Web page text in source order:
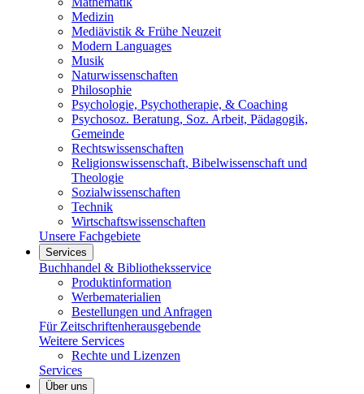
Medizin
Mediävistik & Frühe Neuzeit
Modern Languages
Musik
Naturwissenschaften
Philosophie
Psychologie, Psychotherapie, & Coaching
Psychosoz. Beratung, Soz. Arbeit, Pädagogik,
Gemeinde
Rechtswissenschaften
Religionswissenschaft, Bibelwissenschaft und
Theologie
Sozialwissenschaften
Technik
Wirtschaftswissenschaften
Unsere Fachgebiete
Services
Buchhandel & Bibliotheksservice
Produktinformation
Werbematerialien
Bestellungen und Anfragen
Für Zeitschriftenherausgebende
Weitere Services
Rechte und Lizenzen
Services
Über uns